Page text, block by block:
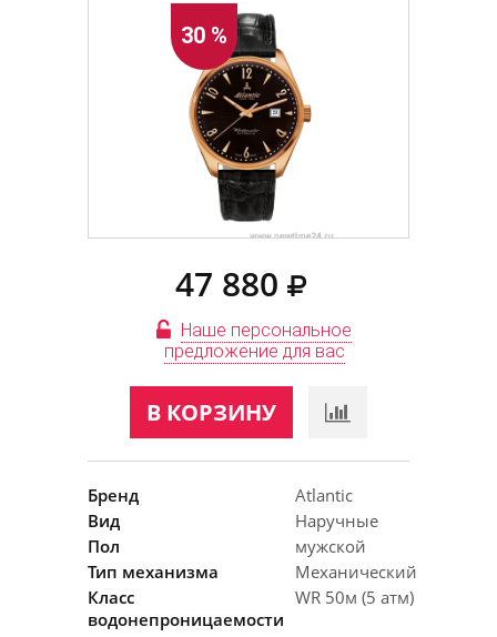
30 %
47 880
Наше персональное
предложение для вас
В КОРЗИНУ
Бренд
Atlantic
Вид
Наручные
Пол
мужской
Тип механизма
Механический
Класс
водонепроницаемости
WR 50м (5 атм)